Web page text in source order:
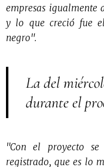
empresas igualmente
y lo que creció fue
negro".
La del
durante el
"Con el proyecto
registrado, que es lo